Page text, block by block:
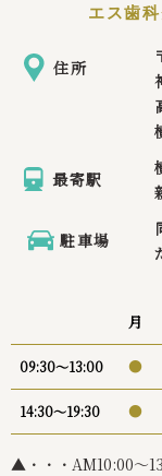
竹田
エス歯科クリ
杉山
エス歯
住所
最寄駅
駐車場
月
09:30〜13:00 ●
14:30〜19:30 ●
▲・・・AM10:00〜